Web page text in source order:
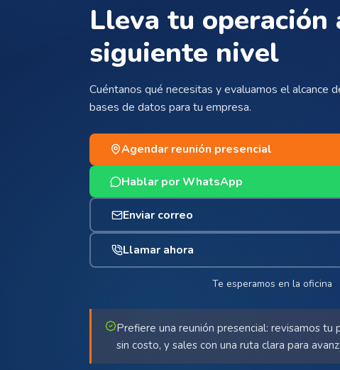
Lleva tu operación
siguiente nivel
Cuéntanos qué necesitas y evaluamos el alcance
bases de datos para tu empresa.
Agendar reunión presencial
Hablar por WhatsApp
Enviar correo
Llamar ahora
Te esperamos en la oficina
Prefiere una reunión presencial: revisamos tu
sin costo, y sales con una ruta clara para